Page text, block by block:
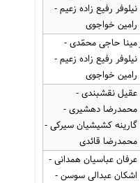
نیلوفر رفیع زاده زعیم -
رامین خواجوی
مینا حاجی محمّدی -
نیلوفر رفیع زاده زعیم -
رامین خواجوی
عقیل نقشبندی -
محمدرضا دهشیری -
گارینه کشیشیان سیرکی -
محمدرضا قائدی
عرفان عباسیان همدانی -
اشکان عبدالی سوسن -